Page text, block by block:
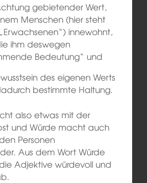
gebietender Wert,
Menschen (hier steht
innewohnt,
ihm deswegen
Bedeutung“ und
des eigenen Werts
bestimmte Haltung.
also etwas mit der
und Würde macht auch
Personen
Aus dem Wort Würde
Adjektive würdevoll und